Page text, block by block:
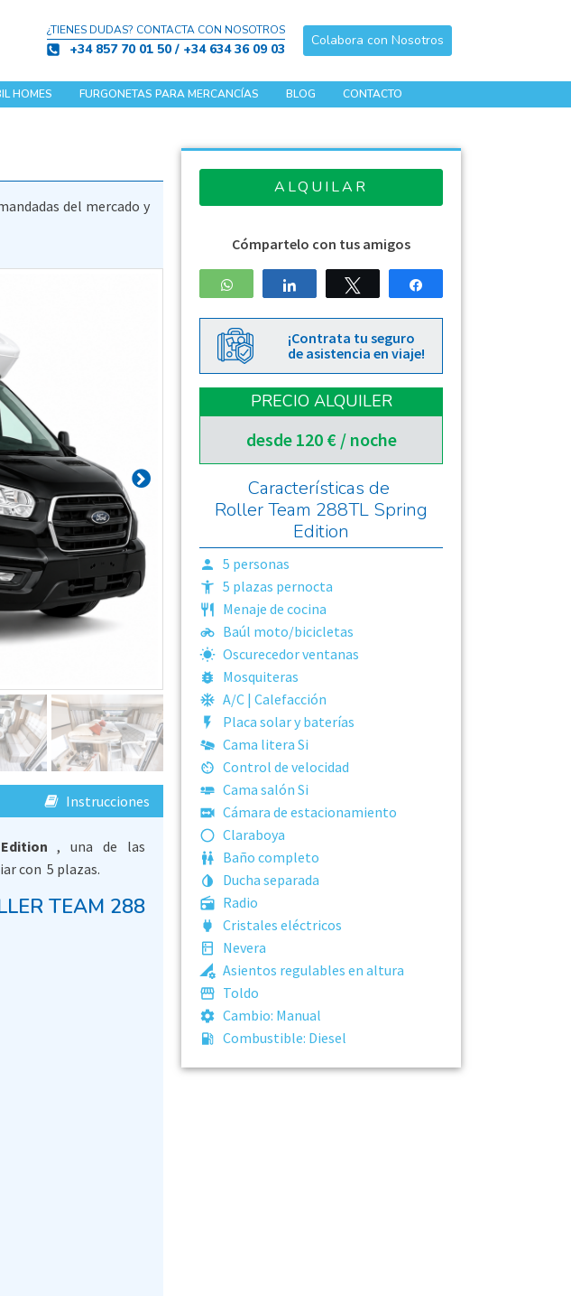
¿TIENES DUDAS? CONTACTA CON NOSOTROS
+34 857 70 01 50 / +34 634 36 09 03
Colabora con Nosotros
HOMES FURGONETAS PARA MERCANCÍAS BLOG CONTACTO
del mercado y
Instrucciones
, una de las
con 5 plazas.
TEAM 288
ALQUILAR
Cómpartelo con tus amigos
WhatsApp Compartir Twittear
¡Contrata tu seguro
de asistencia en viaje!
PRECIO ALQUILER
desde 120 € / noche
Características de
Roller Team 288TL Spring
Edition
5 personas
5 plazas pernocta
Menaje de cocina
Baúl moto/bicicletas
Oscurecedor ventanas
Mosquiteras
A/C | Calefacción
Placa solar y baterías
Cama litera Si
Control de velocidad
Cama salón Si
Cámara de estacionamiento
Claraboya
Baño completo
Ducha separada
Radio
Cristales eléctricos
Nevera
Asientos regulables en altura
Toldo
Cambio: Manual
Combustible: Diesel